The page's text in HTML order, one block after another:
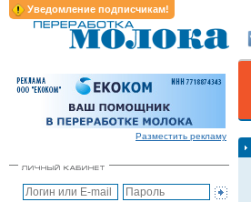
Уведомление подписчикам!
Разместить рекламу